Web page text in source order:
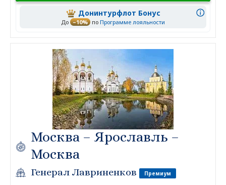
Донинтурфлот Бонус
До –10% по Программе лояльности
Москва – Ярославль –
Москва
Генерал Лавриненков Премиум